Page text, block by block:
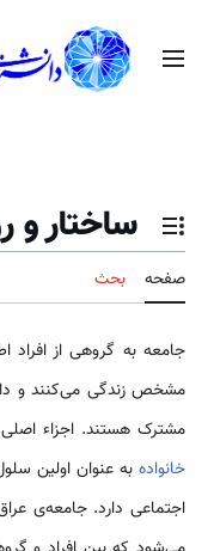
محتوامنوی اصلی
تغییر وضعیت فهرست
ساختار و
صفحه بحث
جامعه به گروهی از
مشخص زندگی می‌کنند و
مشترک هستند. اجزاء
خانواده به عنوان اولین
اجتماعی دارد. جامعه‌ی